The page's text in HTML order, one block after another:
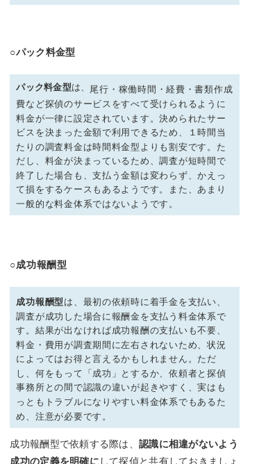
○パック料金型
パック料金型は、 尾行・稼働時間・経費・書類作成
費など探偵のサービスをすべて受けられるように
料金が一律に設定されています。決められたサー
ビスを決まった金額で利用できるため、１時間当
たりの調査料金は時間料金型よりも割安です。 た
だし、 料金が決まっているため、調査が短時間で
終了した場合も、支払う金額は変わらず、かえっ
て損をするケースもあるようです。また、あまり
一般的な料金体系ではないようです。
○成功報酬型
成功報酬型は、最初の依頼時に着手金を支払い、
調査が成功した場合に報酬金を支払う料金体系で
す。結果が出なければ成功報酬の支払いも不要、
料金・費用が調査期間に左右されないため、状況
によってはお得と言えるかもしれません。 ただ
し、何をもって「成功」とするか、依頼者と探偵
事務所との間で認識の違いが起きやすく、実はも
っともトラブルになりやすい料金体系でもあるた
め、注意が必要です。
成功報酬型で依頼する際は、認識に相違がないよう
成功の定義を明確に して探偵と共有しておきましょ